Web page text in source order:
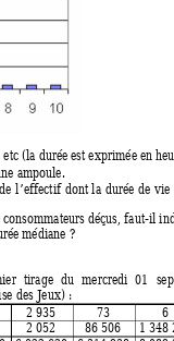
etc (la durée est exprimée en
ampoule.
l’effectif dont la durée de
ateurs déçus, faut-il
médiane ?
tirage du mercredi 01
des Jeux) :
2 935 73
6
2 052 86 506
1 348